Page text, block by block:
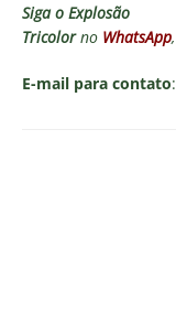
Siga o Explosão
Tricolorno WhatsApp,
E-mail para contato: